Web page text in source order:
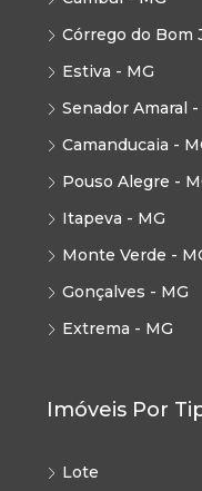
Córrego do Bom
Estiva - MG
Senador Amaral -
Camanducaia -
Pouso Alegre -
Itapeva - MG
Monte Verde -
Gonçalves - MG
Extrema - MG
Imóveis Por
Lote